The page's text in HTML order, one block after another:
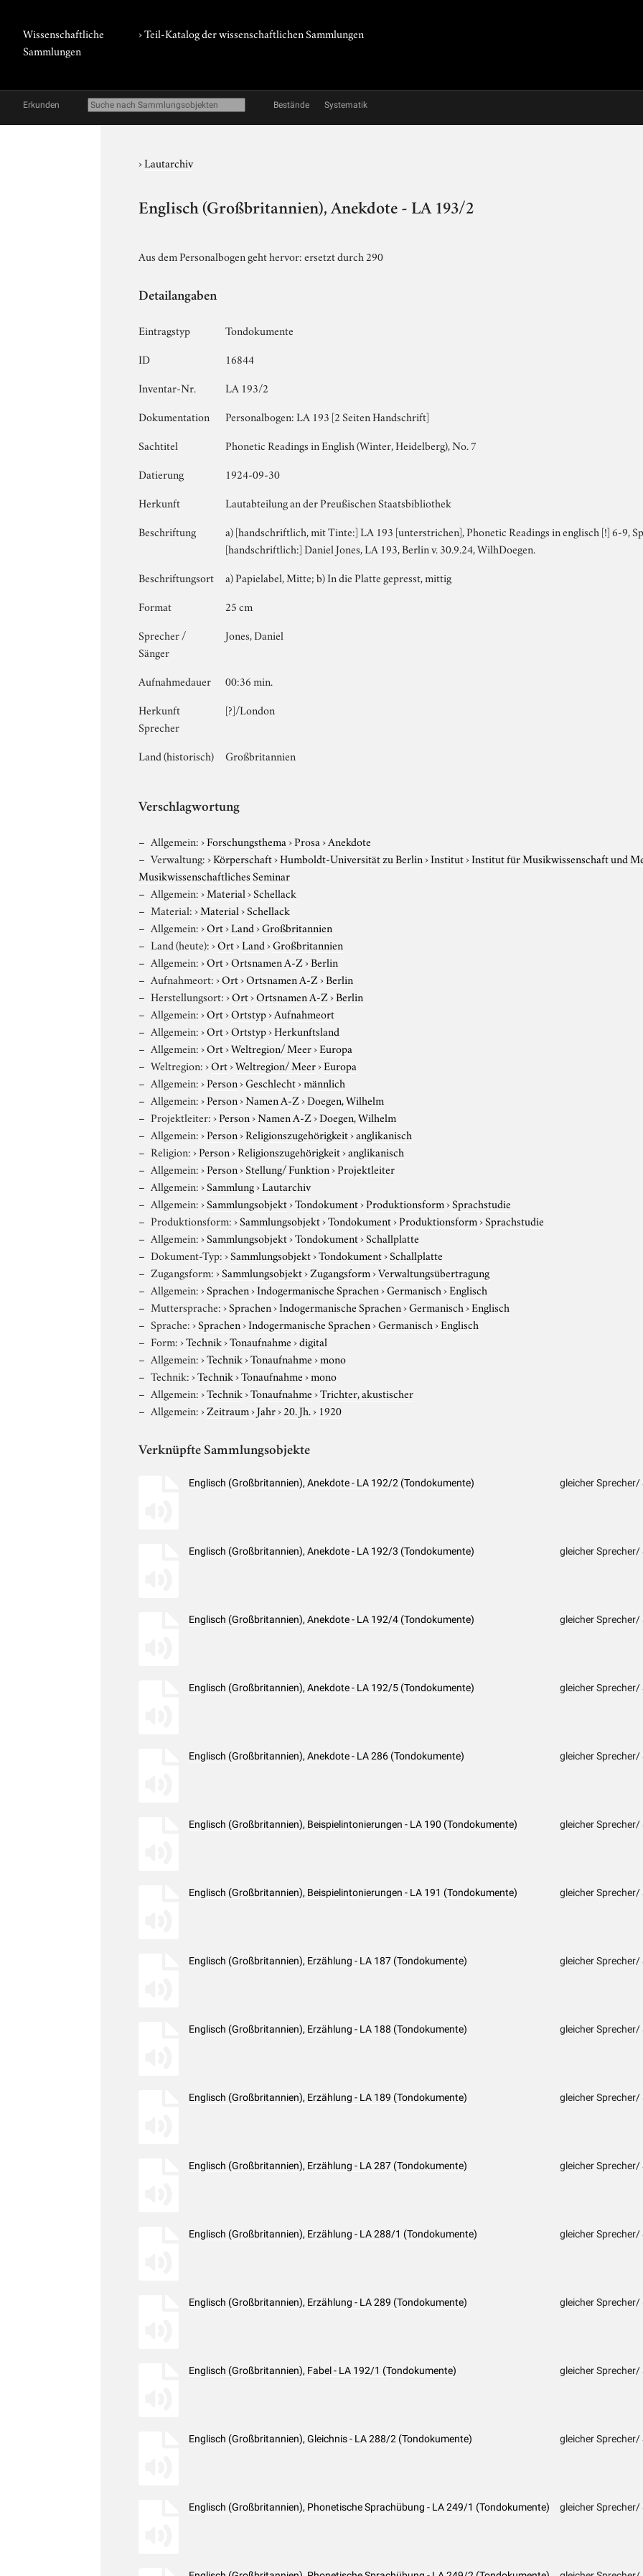
Wissenschaftliche
Sammlungen
› Teil-Katalog der wissenschaftlichen Sammlungen
Erkunden Bestände Systematik
›Lautarchiv
Englisch (Großbritannien), Anekdote - LA 193/2
Aus dem Personalbogen geht hervor: ersetzt durch 290
Detailangaben
Eintragstyp
Tondokumente
ID
16844
Inventar-Nr.
LA 193/2
Dokumentation
Personalbogen: LA 193 [2 Seiten Handschrift]
Sachtitel
Phonetic Readings in English (Winter, Heidelberg), No. 7
Datierung
1924-09-30
Herkunft
Lautabteilung an der Preußischen Staatsbibliothek
Beschriftung
a) [handschriftlich, mit Tinte:] LA 193 [unterstrichen], Phonetic Readings in englisch [!] 6-9,
[handschriftlich:] Daniel Jones, LA 193, Berlin v. 30.9.24, WilhDoegen.
Beschriftungsort
a) Papielabel, Mitte; b) In die Platte gepresst, mittig
Format
25 cm
Sprecher /
Sänger
Jones, Daniel
Aufnahmedauer
00:36 min.
Herkunft
Sprecher
[?]/London
Land (historisch) Großbritannien
Verschlagwortung
Allgemein:›Forschungsthema›Prosa›Anekdote
Verwaltung:›Körperschaft›Humboldt-Universität zu Berlin›Institut›Institut für Musikwissenschaft und
Musikwissenschaftliches Seminar
Allgemein:›Material›Schellack
Material:›Material›Schellack
Allgemein:›Ort›Land›Großbritannien
Land (heute):›Ort›Land›Großbritannien
Allgemein:›Ort›Ortsnamen A-Z›Berlin
Aufnahmeort:›Ort›Ortsnamen A-Z›Berlin
Herstellungsort:›Ort›Ortsnamen A-Z›Berlin
Allgemein:›Ort›Ortstyp›Aufnahmeort
Allgemein:›Ort›Ortstyp›Herkunftsland
Allgemein:›Ort›Weltregion/ Meer›Europa
Weltregion:›Ort›Weltregion/ Meer›Europa
Allgemein:›Person›Geschlecht›männlich
Allgemein:›Person›Namen A-Z›Doegen, Wilhelm
Projektleiter:›Person›Namen A-Z›Doegen, Wilhelm
Allgemein:›Person›Religionszugehörigkeit›anglikanisch
Religion:›Person›Religionszugehörigkeit›anglikanisch
Allgemein:›Person›Stellung/ Funktion›Projektleiter
Allgemein:›Sammlung›Lautarchiv
Allgemein:›Sammlungsobjekt›Tondokument›Produktionsform›Sprachstudie
Produktionsform:›Sammlungsobjekt›Tondokument›Produktionsform›Sprachstudie
Allgemein:›Sammlungsobjekt›Tondokument›Schallplatte
Dokument-Typ:›Sammlungsobjekt›Tondokument›Schallplatte
Zugangsform:›Sammlungsobjekt›Zugangsform›Verwaltungsübertragung
Allgemein:›Sprachen›Indogermanische Sprachen›Germanisch›Englisch
Muttersprache:›Sprachen›Indogermanische Sprachen›Germanisch›Englisch
Sprache:›Sprachen›Indogermanische Sprachen›Germanisch›Englisch
Form:›Technik›Tonaufnahme›digital
Allgemein:›Technik›Tonaufnahme›mono
Technik:›Technik›Tonaufnahme›mono
Allgemein:›Technik›Tonaufnahme›Trichter, akustischer
Allgemein:›Zeitraum›Jahr›20. Jh.› 1920
Verknüpfte Sammlungsobjekte
Englisch (Großbritannien), Anekdote - LA 192/2 (Tondokumente) gleicher Sprecher/
Englisch (Großbritannien), Anekdote - LA 192/3 (Tondokumente) gleicher Sprecher/
Englisch (Großbritannien), Anekdote - LA 192/4 (Tondokumente) gleicher Sprecher/
Englisch (Großbritannien), Anekdote - LA 192/5 (Tondokumente) gleicher Sprecher/
Englisch (Großbritannien), Anekdote - LA 286 (Tondokumente) gleicher Sprecher/
Englisch (Großbritannien), Beispielintonierungen - LA 190 (Tondokumente) gleicher Sprecher/
Englisch (Großbritannien), Beispielintonierungen - LA 191 (Tondokumente) gleicher Sprecher/
Englisch (Großbritannien), Erzählung - LA 187 (Tondokumente) gleicher Sprecher/
Englisch (Großbritannien), Erzählung - LA 188 (Tondokumente) gleicher Sprecher/
Englisch (Großbritannien), Erzählung - LA 189 (Tondokumente) gleicher Sprecher/
Englisch (Großbritannien), Erzählung - LA 287 (Tondokumente) gleicher Sprecher/
Englisch (Großbritannien), Erzählung - LA 288/1 (Tondokumente) gleicher Sprecher/
Englisch (Großbritannien), Erzählung - LA 289 (Tondokumente) gleicher Sprecher/
Englisch (Großbritannien), Fabel - LA 192/1 (Tondokumente) gleicher Sprecher/
Englisch (Großbritannien), Gleichnis - LA 288/2 (Tondokumente) gleicher Sprecher/
Englisch (Großbritannien), Phonetische Sprachübung - LA 249/1 (Tondokumente) gleicher Sprecher/